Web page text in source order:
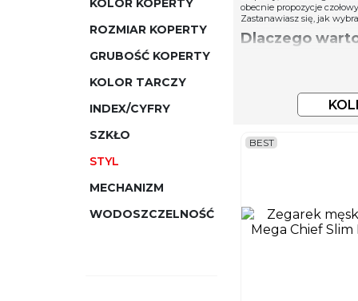
KOLOR KOPERTY
ROZMIAR KOPERTY
GRUBOŚĆ KOPERTY
KOLOR TARCZY
INDEX/CYFRY
SZKŁO
STYL
MECHANIZM
WODOSZCZELNOŚĆ
obecnie propozycje
Zastanawiasz się, jak
Dlaczego
W odróżnieniu od
Męskie
nieformalnych stylizacji.
też wszystkich, którzy
– z analogowym lub
Nasza starannie dobrana
zegarmistrzowskich.
• Tommy Hilfiger,
BEST